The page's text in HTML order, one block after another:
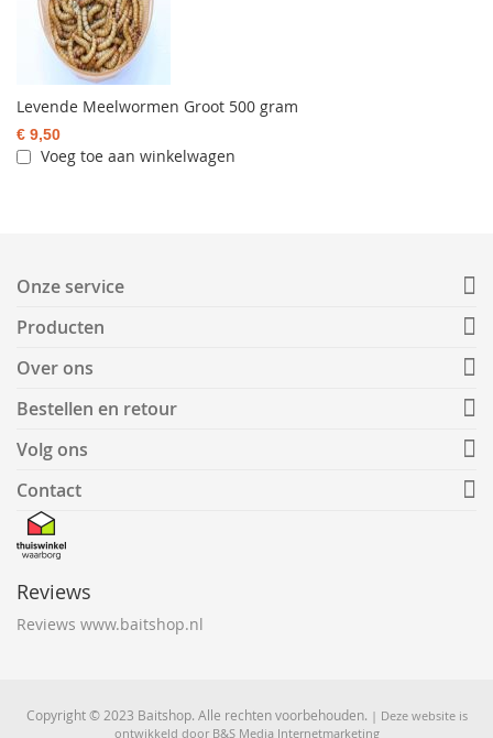
Levende Meelwormen Groot 500 gram
€ 9,50
Voeg toe aan winkelwagen
Onze service
Producten
Over ons
Bestellen en retour
Volg ons
Contact
Reviews
Reviews www.baitshop.nl
Copyright © 2023 Baitshop. Alle rechten voorbehouden. | Deze website is
ontwikkeld door B&S Media Internetmarketing